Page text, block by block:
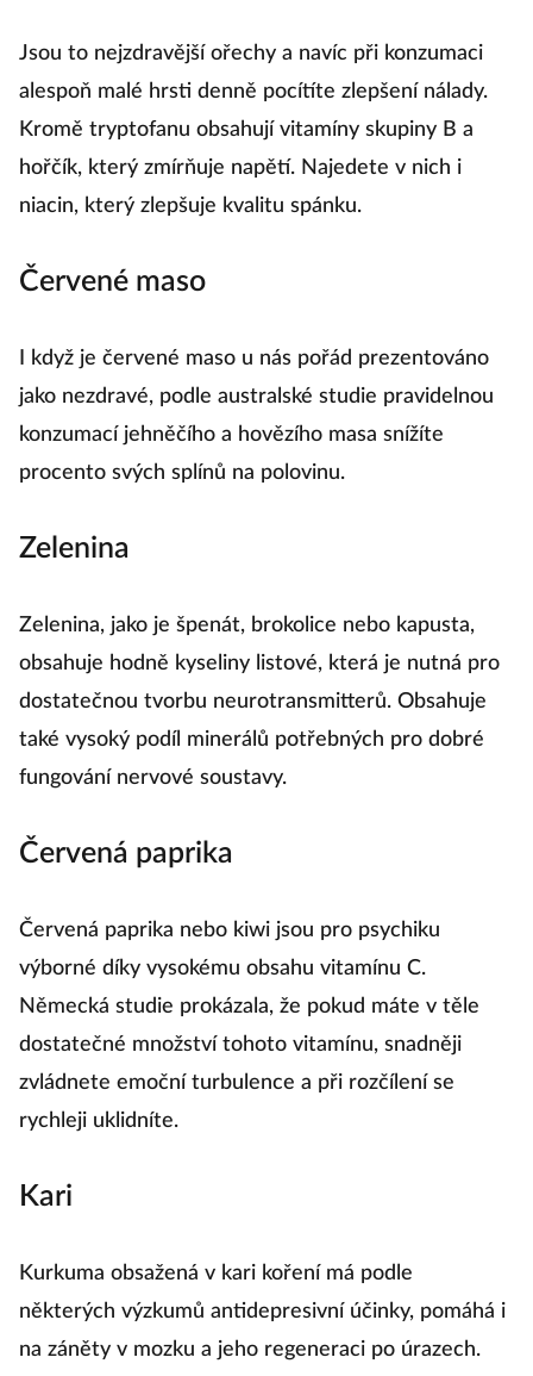
Jsou to nejzdravější ořechy a navíc při konzumaci
alespoň malé hrsti denně pocítíte zlepšení nálady.
Kromě tryptofanu obsahují vitamíny skupiny B a
hořčík, který zmírňuje napětí. Najedete v nich i
niacin, který zlepšuje kvalitu spánku.
Červené maso
I když je červené maso u nás pořád prezentováno
jako nezdravé, podle australské studie pravidelnou
konzumací jehněčího a hovězího masa snížíte
procento svých splínů na polovinu.
Zelenina
Zelenina, jako je špenát, brokolice nebo kapusta,
obsahuje hodně kyseliny listové, která je nutná pro
dostatečnou tvorbu neurotransmitterů. Obsahuje
také vysoký podíl minerálů potřebných pro dobré
fungování nervové soustavy.
Červená paprika
Červená paprika nebo kiwi jsou pro psychiku
výborné díky vysokému obsahu vitamínu C.
Německá studie prokázala, že pokud máte v těle
dostatečné množství tohoto vitamínu, snadněji
zvládnete emoční turbulence a při rozčílení se
rychleji uklidníte.
Kari
Kurkuma obsažená v kari koření má podle
některých výzkumů antidepresivní účinky, pomáhá i
na záněty v mozku a jeho regeneraci po úrazech.